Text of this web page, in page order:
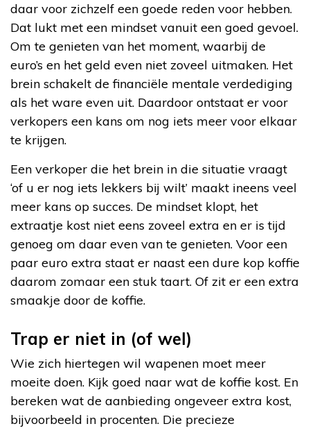
daar voor zichzelf een goede reden voor hebben.
Dat lukt met een mindset vanuit een goed gevoel.
Om te genieten van het moment, waarbij de
euro’s en het geld even niet zoveel uitmaken. Het
brein schakelt de financiële mentale verdediging
als het ware even uit. Daardoor ontstaat er voor
verkopers een kans om nog iets meer voor elkaar
te krijgen.
Een verkoper die het brein in die situatie vraagt
‘of u er nog iets lekkers bij wilt’ maakt ineens veel
meer kans op succes. De mindset klopt, het
extraatje kost niet eens zoveel extra en er is tijd
genoeg om daar even van te genieten. Voor een
paar euro extra staat er naast een dure kop koffie
daarom zomaar een stuk taart. Of zit er een extra
smaakje door de koffie.
Trap er niet in (of wel)
Wie zich hiertegen wil wapenen moet meer
moeite doen. Kijk goed naar wat de koffie kost. En
bereken wat de aanbieding ongeveer extra kost,
bijvoorbeeld in procenten. Die precieze